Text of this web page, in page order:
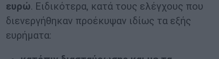
ευρώ. Ειδικότερα, κατά τους ελέγχους που
διενεργήθηκαν προέκυψαν ιδίως τα εξής
ευρήματα: